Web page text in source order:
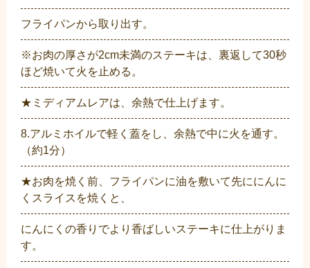
フライパンから取り出す。
※お肉の厚さが2cm未満のステーキは、裏返して30秒
ほど焼いて火を止める。
★ミディアムレアは、余熱で仕上げます。
8.アルミホイルで軽く蓋をし、余熱で中に火を通す。
（約1分）
★お肉を焼く前、フライパンに油を敷いて先ににんに
くスライスを焼くと、
にんにくの香りでより香ばしいステーキに仕上がりま
す。